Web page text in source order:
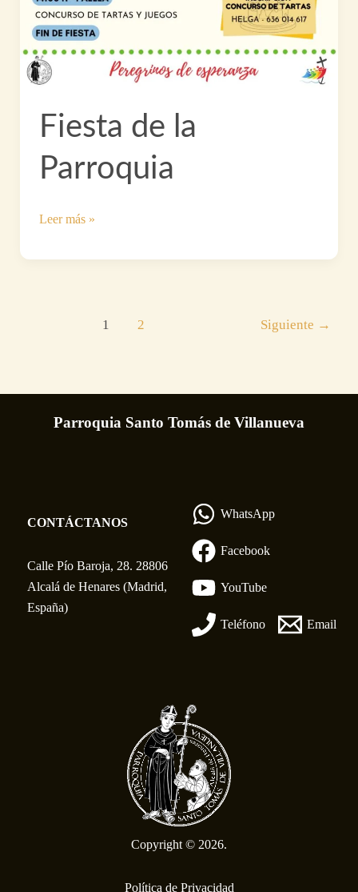
Fiesta de la
Parroquia
Fiesta
la
Leer más »
1 2 Siguiente →
Parroquia Santo Tomás de Villanueva
CONTÁCTANOS
Calle Pío Baroja, 28. 28806
Alcalá de Henares (Madrid,
España)
WhatsApp
Facebook
YouTube
Teléfono Email
Copyright © 2026.
Política de Privacidad